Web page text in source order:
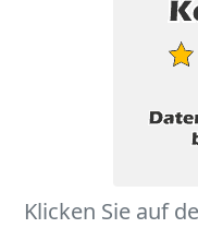
Klicken Sie auf